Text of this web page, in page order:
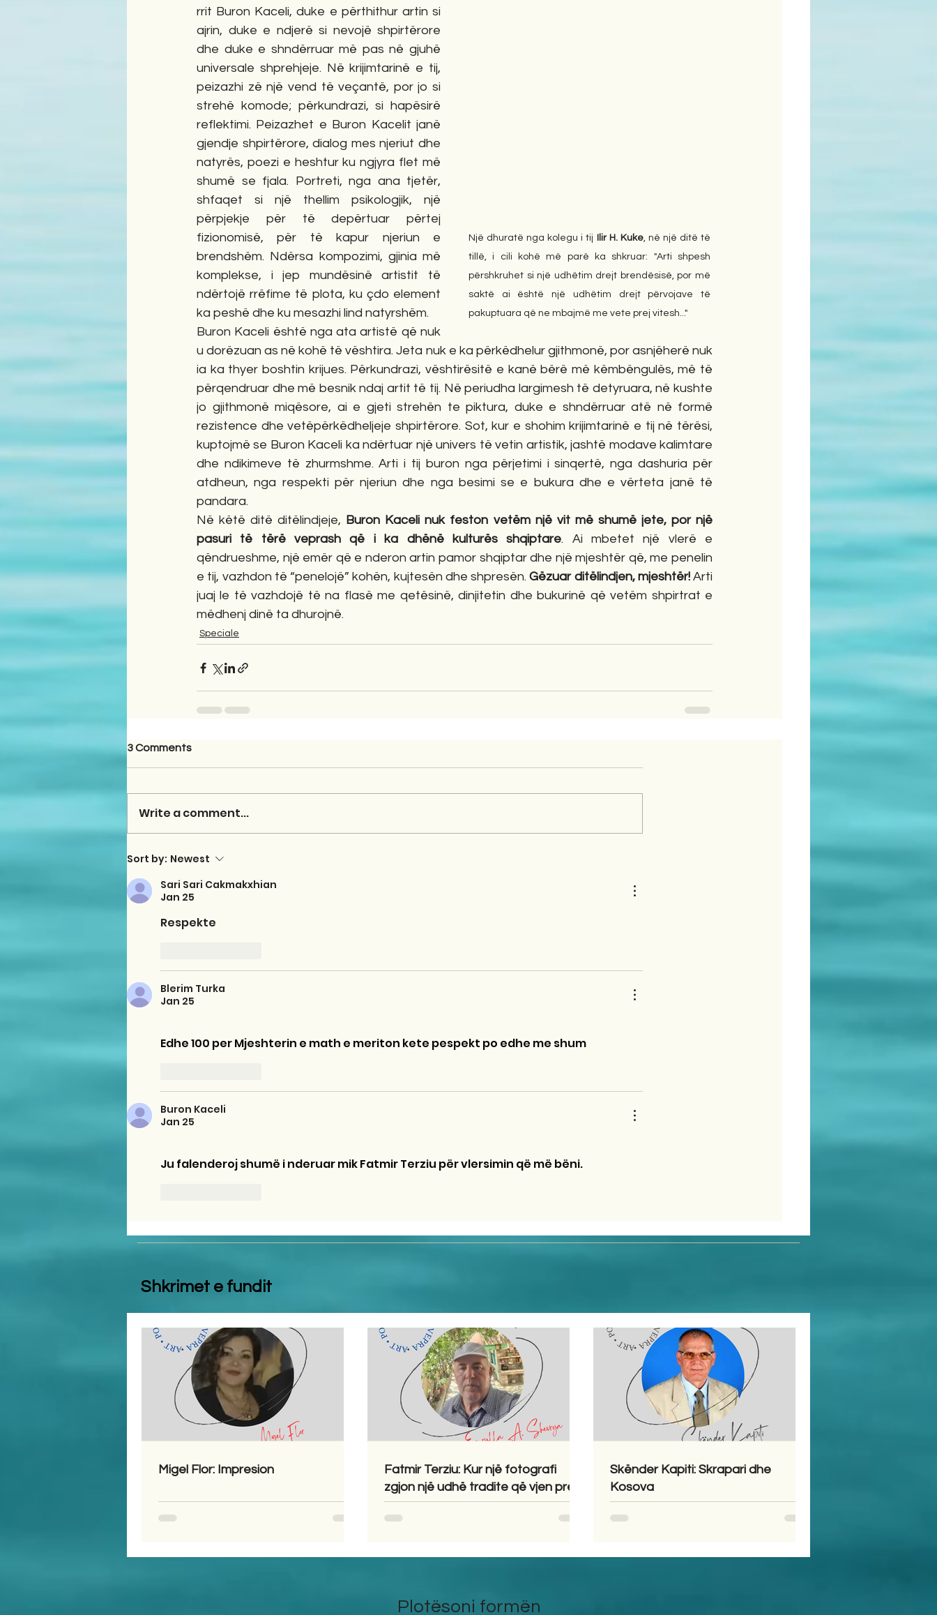
Një dhuratë nga kolegu i tij Ilir H. Kuke, në një ditë të
tillë, i cili kohë më parë ka shkruar: "Arti shpesh
përshkruhet si një udhëtim drejt brendësisë, por më
saktë ai është një udhëtim drejt përvojave të
pakuptuara që ne mbajmë me vete prej vitesh..."
rrit Buron Kaceli, duke e përthithur artin si
ajrin, duke e ndjerë si nevojë shpirtërore
dhe duke e shndërruar më pas në gjuhë
universale shprehjeje. Në krijimtarinë e tij,
peizazhi zë një vend të veçantë, por jo si
strehë komode; përkundrazi, si hapësirë
reflektimi. Peizazhet e Buron Kacelit janë
gjendje shpirtërore, dialog mes njeriut dhe
natyrës, poezi e heshtur ku ngjyra flet më
shumë se fjala. Portreti, nga ana tjetër,
shfaqet si një thellim psikologjik, një
përpjekje për të depërtuar përtej
fizionomisë, për të kapur njeriun e
brendshëm. Ndërsa kompozimi, gjinia më
komplekse, i jep mundësinë artistit të
ndërtojë rrëfime të plota, ku çdo element
ka peshë dhe ku mesazhi lind natyrshëm.
Buron Kaceli është nga ata artistë që nuk
u dorëzuan as në kohë të vështira. Jeta nuk e ka përkëdhelur gjithmonë, por asnjëherë nuk
ia ka thyer boshtin krijues. Përkundrazi, vështirësitë e kanë bërë më këmbëngulës, më të
përqendruar dhe më besnik ndaj artit të tij. Në periudha largimesh të detyruara, në kushte
jo gjithmonë miqësore, ai e gjeti strehën te piktura, duke e shndërruar atë në formë
rezistence dhe vetëpërkëdheljeje shpirtërore. Sot, kur e shohim krijimtarinë e tij në tërësi,
kuptojmë se Buron Kaceli ka ndërtuar një univers të vetin artistik, jashtë modave kalimtare
dhe ndikimeve të zhurmshme. Arti i tij buron nga përjetimi i sinqertë, nga dashuria për
atdheun, nga respekti për njeriun dhe nga besimi se e bukura dhe e vërteta janë të
pandara.
Në këtë ditë ditëlindjeje, Buron Kaceli nuk feston vetëm një vit më shumë jete, por një
pasuri të tërë veprash që i ka dhënë kulturës shqiptare. Ai mbetet një vlerë e
qëndrueshme, një emër që e nderon artin pamor shqiptar dhe një mjeshtër që, me penelin
e tij, vazhdon të “penelojë” kohën, kujtesën dhe shpresën. Gëzuar ditëlindjen, mjeshtër! Arti
juaj le të vazhdojë të na flasë me qetësinë, dinjitetin dhe bukurinë që vetëm shpirtrat e
mëdhenj dinë ta dhurojnë.
Speciale
3 Comments
Write a comment...
Sort by: Newest
Sari Sari Cakmakxhian
Jan 25
Respekte
Blerim Turka
Jan 25
Edhe 100 per Mjeshterin e math e meriton kete pespekt po edhe me shum
Buron Kaceli
Jan 25
Ju falenderoj shumë i nderuar mik Fatmir Terziu për vlersimin që më bëni.
Shkrimet e fundit
Migel Flor: Impresion
Fatmir Terziu: Kur një fotografi
zgjon një udhë tradite që vjen prej
shekujsh në vendlindje
Skënder Kapiti: Skrapari dhe
Kosova
Plotësoni formën